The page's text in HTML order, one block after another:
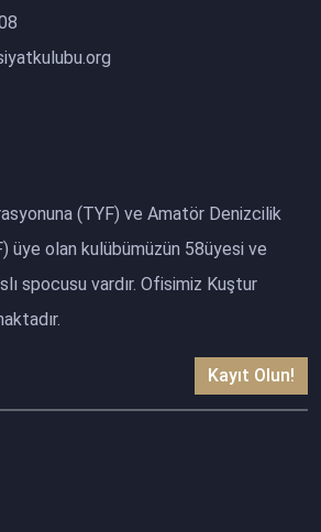
(TYF) ve Amatör Denizcilik
üye olan kulübümüzün 58üyesi ve
spocusu vardır. Ofisimiz Kuştur
Kayıt Olun!